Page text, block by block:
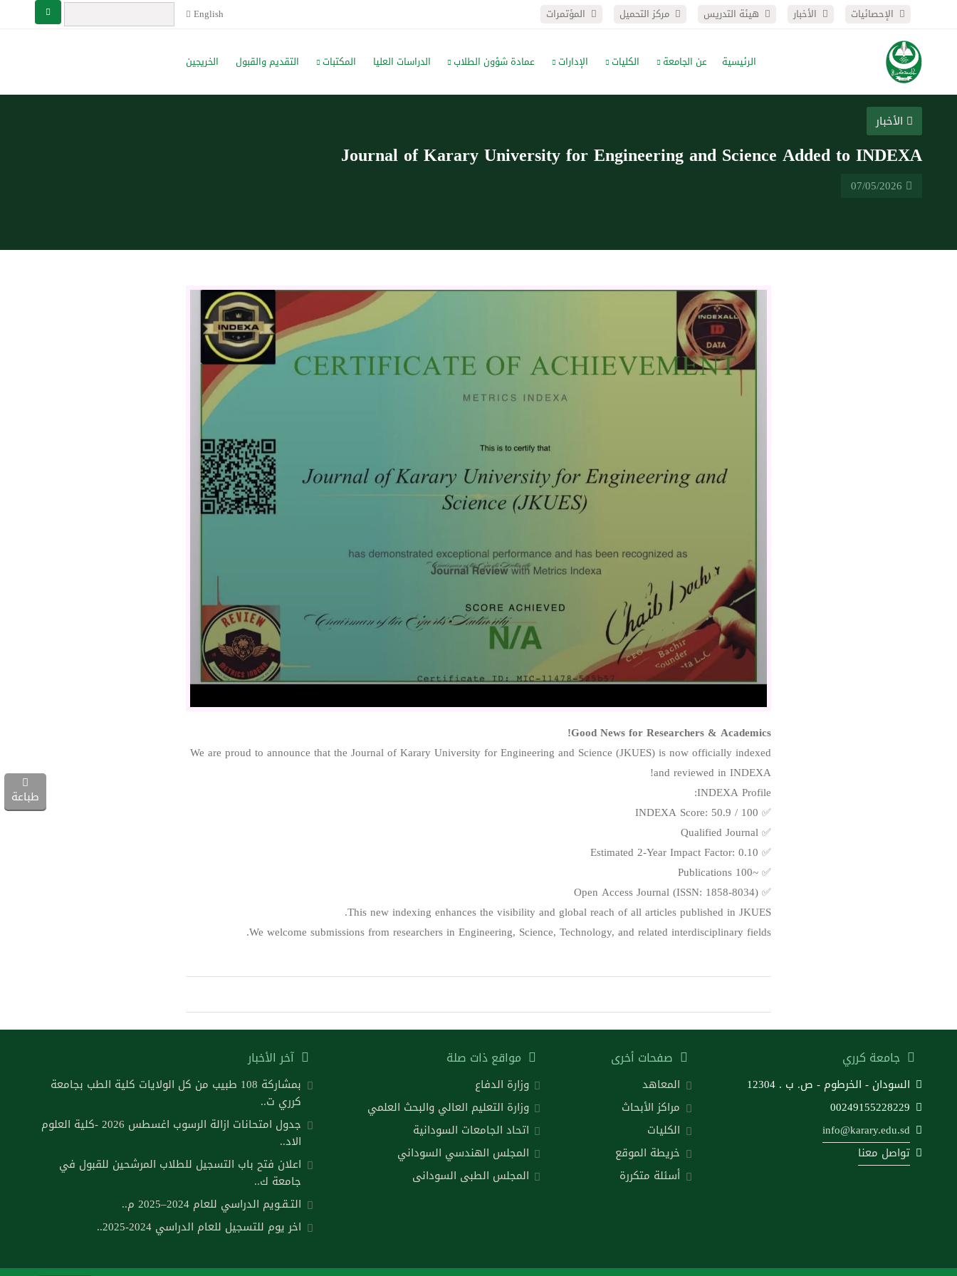
الإحصائيات الأخبار هيئة التدريس مركز التحميل المؤتمرات English
الرئيسية عن الجامعة الكليات الإدارات عمادة شؤون الطلاب الدراسات العليا المكتبات التقديم والقبول الخريجين
طباعة
الأخبار
Journal of Karary University for Engineering and Science Added to INDEXA
Good News for Researchers & Academics!
We are proud to announce that the Journal of Karary University for Engineering and Science (JKUES) is now officially indexed
and reviewed in INDEXA!
INDEXA Profile:
✅ INDEXA Score: 50.9 / 100
✅ Qualified Journal
✅ Estimated 2-Year Impact Factor: 0.10
✅ ~100 Publications
✅ Open Access Journal (ISSN: 1858-8034)
This new indexing enhances the visibility and global reach of all articles published in JKUES.
We welcome submissions from researchers in Engineering, Science, Technology, and related interdisciplinary fields.
جامعة كرري
السودان - الخرطوم - ص. ب . 12304
00249155228229
info@karary.edu.sd
تواصل معنا
صفحات أخرى
المعاهد
مراكز الأبحاث
الكليات
خريطة الموقع
أسئلة متكررة
مواقع ذات صلة
وزارة الدفاع
وزارة التعليم العالي والبحث العلمي
اتحاد الجامعات السودانية
المجلس الهندسي السوداني
المجلس الطبى السودانى
آخر الأخبار
بمشاركة 108 طبيب من كل الولايات كلية الطب بجامعة
كرري ت..
جدول امتحانات ازالة الرسوب اغسطس 2026 -كلية العلوم
الاد..
اعلان فتح باب التسجيل للطلاب المرشحين للقبول في
جامعة ك..
التـقـويم الدراسي للعام 2024–2025 م..
اخر يوم للتسجيل للعام الدراسي 2024-2025..